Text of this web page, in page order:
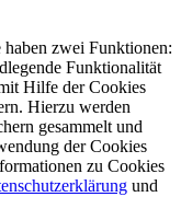
haben zwei Funktionen:
Funktionalität
Hilfe der Cookies
Hierzu werden
gesammelt und
der Cookies
zu Cookies
und